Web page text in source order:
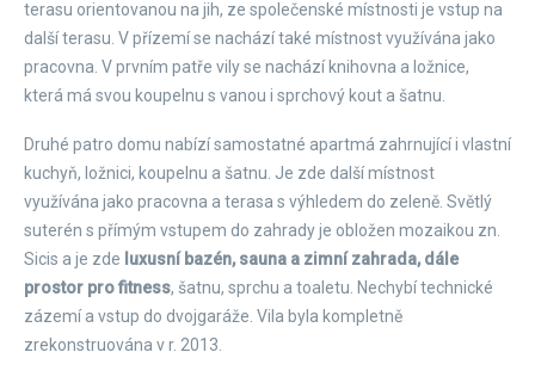
terasu orientovanou na jih, ze společenské místnosti je vstup na
další terasu. V přízemí se nachází také místnost využívána jako
pracovna. V prvním patře vily se nachází knihovna a ložnice,
která má svou koupelnu s vanou i sprchový kout a šatnu.
Druhé patro domu nabízí samostatné apartmá zahrnující i vlastní
kuchyň, ložnici, koupelnu a šatnu. Je zde další místnost
využívána jako pracovna a terasa s výhledem do zeleně. Světlý
suterén s přímým vstupem do zahrady je obložen mozaikou zn.
Sicis a je zde luxusní bazén, sauna a zimní zahrada, dále
prostor pro fitness, šatnu, sprchu a toaletu. Nechybí technické
zázemí a vstup do dvojgaráže. Vila byla kompletně
zrekonstruována v r. 2013.